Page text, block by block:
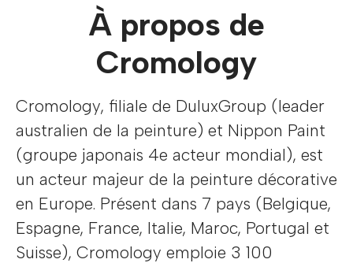
À propos de
Cromology
Cromology, filiale de DuluxGroup (leader
australien de la peinture) et Nippon Paint
(groupe japonais 4e acteur mondial), est
un acteur majeur de la peinture décorative
en Europe. Présent dans 7 pays (Belgique,
Espagne, France, Italie, Maroc, Portugal et
Suisse), Cromology emploie 3 100